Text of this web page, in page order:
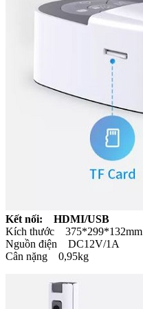
Kết nối: HDMI/USB
Kích thước 375*299*132mm
Nguồn điện DC12V/1A
Cân nặng 0,95kg